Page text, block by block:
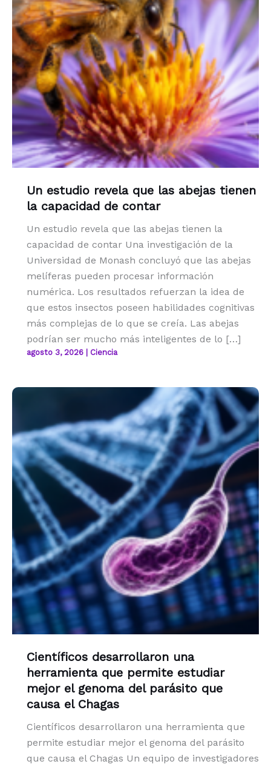
Un estudio revela que las abejas tienen
la capacidad de contar
Un estudio revela que las abejas tienen la
capacidad de contar Una investigación de la
Universidad de Monash concluyó que las abejas
melíferas pueden procesar información
numérica. Los resultados refuerzan la idea de
que estos insectos poseen habilidades cognitivas
más complejas de lo que se creía. Las abejas
podrían ser mucho más inteligentes de lo […]
agosto 3, 2026 Ciencia
Científicos desarrollaron una
herramienta que permite estudiar
mejor el genoma del parásito que
causa el Chagas
Científicos desarrollaron una herramienta que
permite estudiar mejor el genoma del parásito
que causa el Chagas Un equipo de investigadores